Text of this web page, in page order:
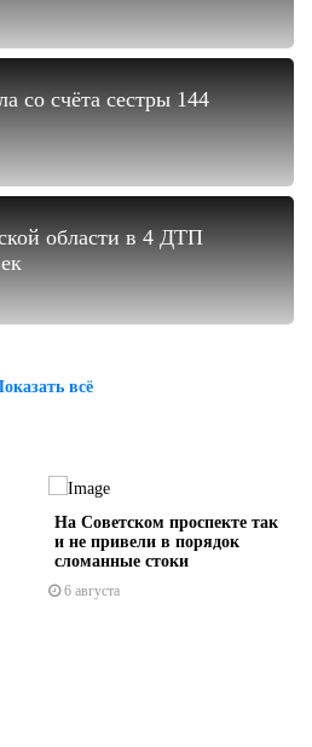
со счёта сестры 144
области в 4 ДТП
всё
На Советском проспекте так
и не привели в порядок
сломанные стоки
6 августа